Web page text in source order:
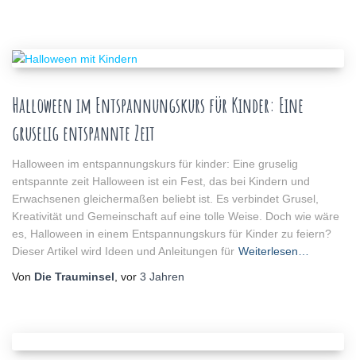
Halloween im Entspannungskurs für Kinder: Eine
gruselig entspannte Zeit
Halloween im entspannungskurs für kinder: Eine gruselig
entspannte zeit Halloween ist ein Fest, das bei Kindern und
Erwachsenen gleichermaßen beliebt ist. Es verbindet Grusel,
Kreativität und Gemeinschaft auf eine tolle Weise. Doch wie wäre
es, Halloween in einem Entspannungskurs für Kinder zu feiern?
Dieser Artikel wird Ideen und Anleitungen für Weiterlesen…
Von Die Trauminsel , vor 3 Jahren